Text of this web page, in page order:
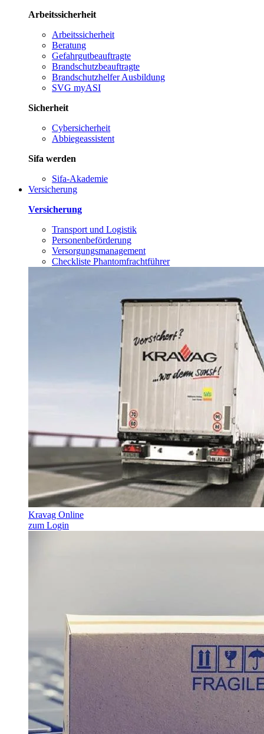
Arbeitssicherheit
Arbeitssicherheit
Beratung
Gefahrgutbeauftragte
Brandschutzbeauftragte
Brandschutzhelfer Ausbildung
SVG myASI
Sicherheit
Cybersicherheit
Abbiegeassistent
Sifa werden
Sifa-Akademie
Versicherung
Versicherung
Transport und Logistik
Personenbeförderung
Versorgungsmanagement
Checkliste Phantomfrachtführer
Kravag Online
zum Login